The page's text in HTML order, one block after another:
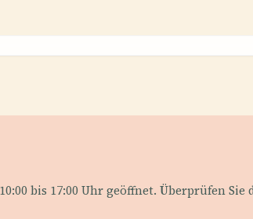
bis 17:00 Uhr geöffnet. Überprüfen Sie